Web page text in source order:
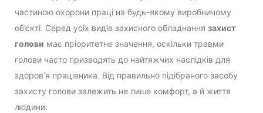
частиною охорони праці на будь-якому виробничому
об’єкті. Серед усіх видів захисного обладнання захист
голови має пріоритетне значення, оскільки травми
голови часто призводять до найтяжчих наслідків для
здоров’я працівника. Від правильно підібраного засобу
захисту голови залежить не лише комфорт, а й життя
людини.